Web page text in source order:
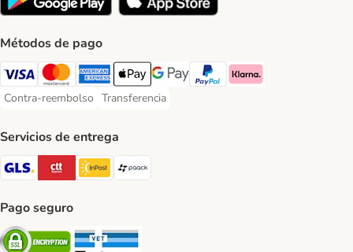
Métodos de pago
Visa Payment Method
Mastercard Payment Method
American Express Payment Method
Apple Pay Payment Method
Google Pay Payment Method
PayPal Payment Method
Klarna Payment Method
Contra-reembolso
Contra-reembolso Payment Method
Transferencia
Transferencia Payment Method
Servicios de entrega
GLS Shipping Method
CTTExpress Shipping Method
InPost Shipping Method
paack Shipping Method
Pago seguro
Security